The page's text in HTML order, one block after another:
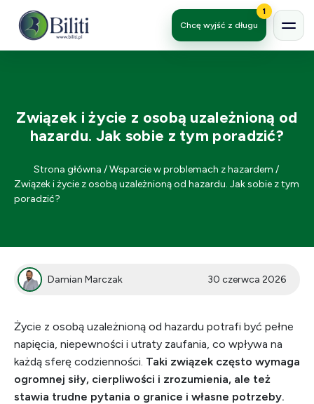
Chcę wyjść z długu
1
Związek i życie z osobą uzależnioną od
hazardu. Jak sobie z tym poradzić?
Strona główna /Wsparcie w problemach z hazardem /
Związek i życie z osobą uzależnioną od hazardu. Jak sobie z tym
poradzić?
Damian Marczak 30 czerwca 2026
Życie z osobą uzależnioną od hazardu potrafi być pełne
napięcia, niepewności i utraty zaufania, co wpływa na
każdą sferę codzienności. Taki związek często wymaga
ogromnej siły, cierpliwości i zrozumienia, ale też
stawia trudne pytania o granice i własne potrzeby.